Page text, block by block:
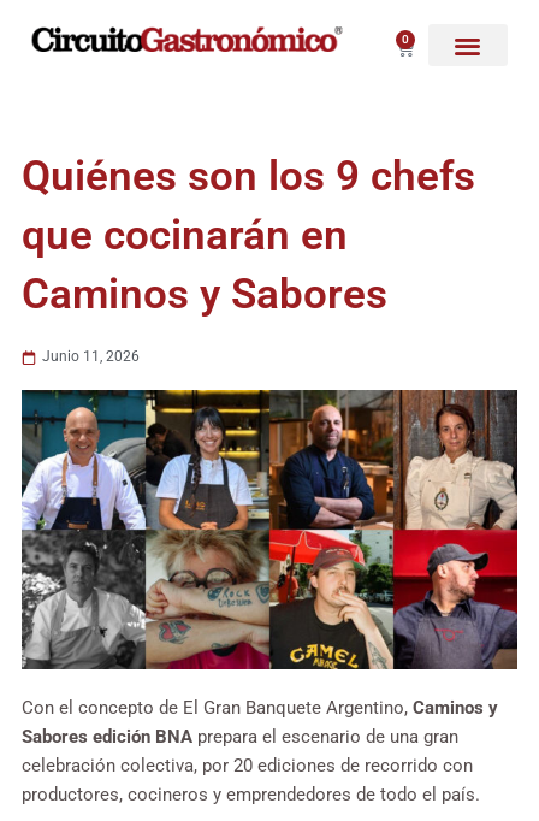
0
Carrito
Quiénes son los 9 chefs
que cocinarán en
Caminos y Sabores
Junio 11, 2026
Con el concepto de El Gran Banquete Argentino, Caminos y
Sabores edición BNA prepara el escenario de una gran
celebración colectiva, por 20 ediciones de recorrido con
productores, cocineros y emprendedores de todo el país.